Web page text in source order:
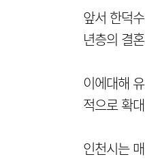
앞서 한덕
년층의 결
이에대해
적으로 확
인천시는